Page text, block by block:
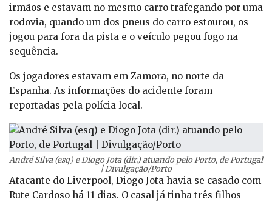
irmãos e estavam no mesmo carro trafegando por uma
rodovia, quando um dos pneus do carro estourou, os
jogou para fora da pista e o veículo pegou fogo na
sequência.
Os jogadores estavam em Zamora, no norte da
Espanha. As informações do acidente foram
reportadas pela polícia local.
André Silva (esq) e Diogo Jota (dir.) atuando pelo Porto, de Portugal
| Divulgação/Porto
Atacante do Liverpool, Diogo Jota havia se casado com
Rute Cardoso há 11 dias. O casal já tinha três filhos